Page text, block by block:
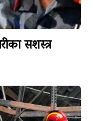
सशस्त्र